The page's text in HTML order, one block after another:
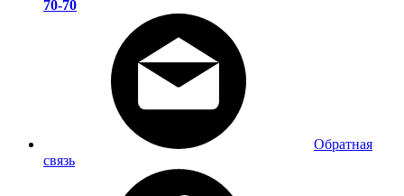
70-70
Обратная
связь